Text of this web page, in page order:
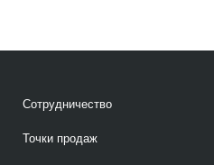
Сотрудничество
Точки продаж